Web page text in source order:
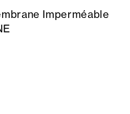
Imperméable